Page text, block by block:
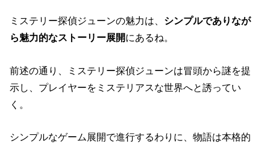
ミステリー探偵ジューンの魅力は、 シンプルでありなが
ら魅力的なストーリー展開にあるね。
前述の通り、ミステリー探偵ジューンは冒頭から謎を提
示し、プレイヤーをミステリアスな世界へと誘ってい
く。
シンプルなゲーム展開で進行するわりに、物語は本格的